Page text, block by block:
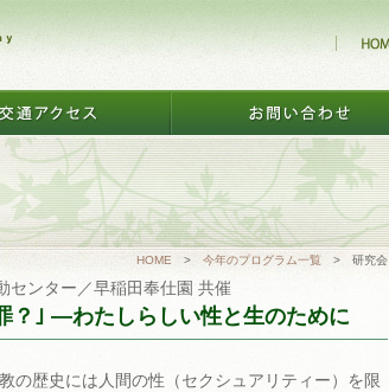
HOME > 今年のプログラム一覧 > 研究会
センター／早稲田奉仕園 共催
？｣ ―わたしらしい性と生のために
の歴史には人間の性（セクシュアリティー）を限